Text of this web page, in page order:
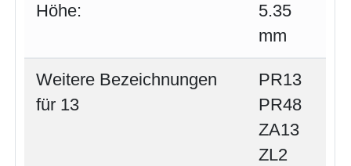
Höhe:
5.35
mm
Weitere Bezeichnungen
für 13
PR13
PR48
ZA13
ZL2